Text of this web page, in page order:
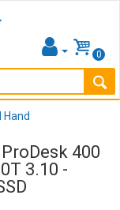
0
400
3.10 -